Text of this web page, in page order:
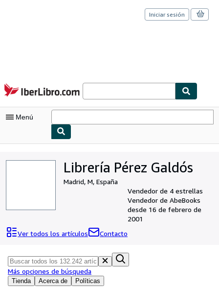
Pasar al contenido principal
IberLibro.com
Iniciar sesión
Menú
Consultar mis pedidos
Libros antiguos
Arte y coleccionismo
Vendedores
Librería Pérez Galdós
Madrid, M, España
Vendedor de 4 estrellas
Vendedor de AbeBooks
desde 16 de febrero de
2001
Ver todos los artículos
Contacto
Tienda Acerca de Políticas
Más opciones de búsqueda